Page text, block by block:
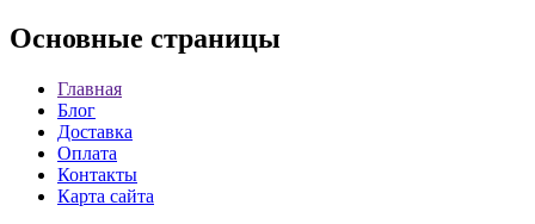
Основные страницы
Главная
Блог
Доставка
Оплата
Контакты
Карта сайта